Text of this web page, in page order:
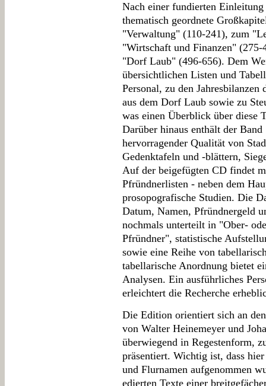
Nach einer fundierten
thematisch geordnete
"Verwaltung" (110-241), zum
"Wirtschaft und Finanzen"
"Dorf Laub" (496-656). Dem
übersichtlichen Listen und
Personal, zu den
aus dem Dorf Laub sowie zu
was einen Überblick über diese
Darüber hinaus enthält der
hervorragender Qualität von
Gedenktafeln und -blättern,
Auf der beigefügten CD findet
Pfründnerlisten - neben dem
prosopografische Studien. Die
Datum, Namen, Pfründnergeld
nochmals unterteilt in "Ober-
Pfründner", statistische
sowie eine Reihe von
tabellarische Anordnung bietet
Analysen. Ein ausführliches
erleichtert die Recherche
Die Edition orientiert sich an
von Walter Heinemeyer und
überwiegend in Regestenform,
präsentiert. Wichtig ist, dass
und Flurnamen aufgenommen
edierten Texte einer